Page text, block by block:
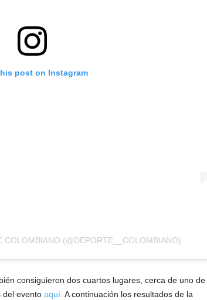
post on Instagram
COLOMBIANO (@DEPORTE__COLOMBIANO)
consiguieron dos cuartos lugares, cerca de uno de
del evento aquí. A continuación los resultados de la